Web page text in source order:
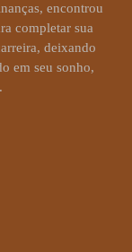
encontrou
completar sua
deixando
em seu sonho,